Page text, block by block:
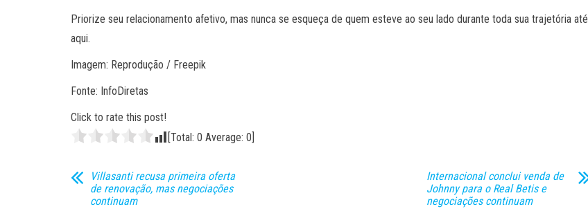
Priorize seu relacionamento afetivo, mas nunca se esqueça de quem esteve ao seu lado durante toda sua trajetória até
aqui.
Imagem: Reprodução / Freepik
Fonte: InfoDiretas
Click to rate this post!
[Total: 0 Average: 0]
Villasanti recusa primeira oferta
de renovação, mas negociações
continuam
Internacional conclui venda de
Johnny para o Real Betis e
negociações continuam